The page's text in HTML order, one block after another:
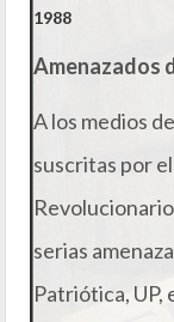
1988
Amenazados
A los medios
suscritas por
serias
Patriótica, UP,